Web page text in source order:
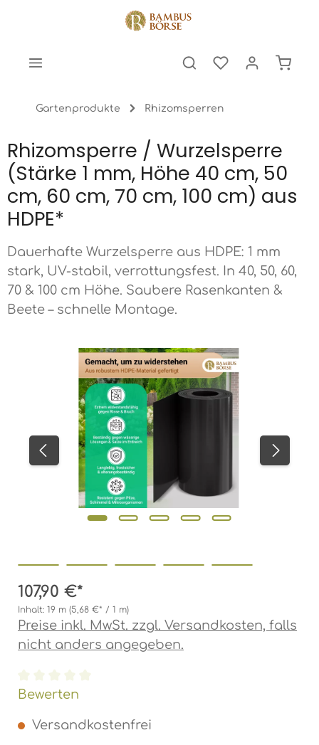
Gartenprodukte Rhizomsperren
Rhizomsperre / Wurzelsperre
(Stärke 1 mm, Höhe 40 cm, 50
cm, 60 cm, 70 cm, 100 cm) aus
HDPE*
Dauerhafte Wurzelsperre aus HDPE: 1 mm
stark, UV-stabil, verrottungsfest. In 40, 50, 60,
70 & 100 cm Höhe. Saubere Rasenkanten &
Beete – schnelle Montage.
Bildergalerie überspringen
107,90 €*
Inhalt: 19 m (5,68 €* / 1 m)
Preise inkl. MwSt. zzgl. Versandkosten, falls
nicht anders angegeben.
Durchschnittliche Bewertung von 0 von 5
Bewerten
Versandkostenfrei